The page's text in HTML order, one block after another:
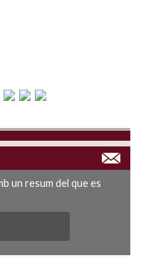
un resum del que es